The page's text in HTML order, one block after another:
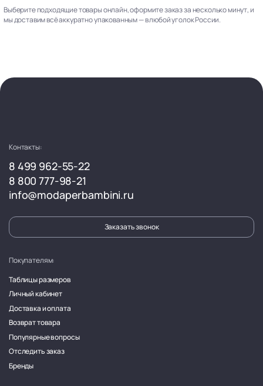
Выберите подходящие товары онлайн, оформите заказ за несколько минут, и
мы доставим всё аккуратно упакованным — в любой уголок России.
Контакты:
8 499 962-55-22
8 800 777-98-21
info@modaperbambini.ru
Заказать звонок
Покупателям:
Таблицы размеров
Личный кабинет
Доставка и оплата
Возврат товара
Популярные вопросы
Отследить заказ
Бренды